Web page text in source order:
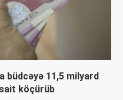
büdcəyə 11,5 milyard
köçürüb